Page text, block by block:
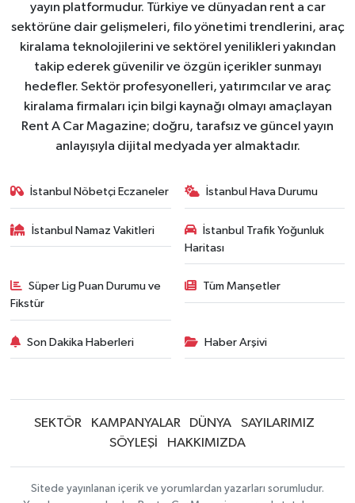
yayın platformudur. Türkiye ve dünyadan rent a car
sektörüne dair gelişmeleri, filo yönetimi trendlerini, araç
kiralama teknolojilerini ve sektörel yenilikleri yakından
takip ederek güvenilir ve özgün içerikler sunmayı
hedefler. Sektör profesyonelleri, yatırımcılar ve araç
kiralama firmaları için bilgi kaynağı olmayı amaçlayan
Rent A Car Magazine; doğru, tarafsız ve güncel yayın
anlayışıyla dijital medyada yer almaktadır.
İstanbul Nöbetçi Eczaneler İstanbul Hava Durumu
İstanbul Namaz Vakitleri
İstanbul Trafik Yoğunluk
Haritası
Süper Lig Puan Durumu ve
Fikstür
Tüm Manşetler
Son Dakika Haberleri Haber Arşivi
SEKTÖR KAMPANYALAR DÜNYA
SAYILARIMIZ
SÖYLEŞİ
HAKKIMIZDA
Sitede yayınlanan içerik ve yorumlardan yazarları sorumludur.